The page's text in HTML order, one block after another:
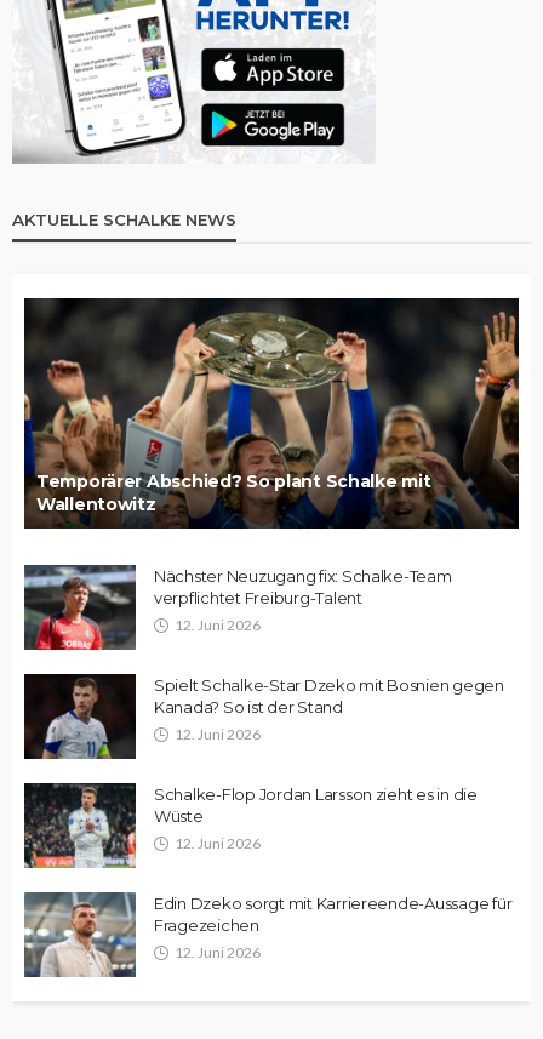
AKTUELLE SCHALKE NEWS
Temporärer Abschied? So plant Schalke mit
Wallentowitz
Nächster Neuzugang fix: Schalke-Team
verpflichtet Freiburg-Talent
12. Juni 2026
Spielt Schalke-Star Dzeko mit Bosnien gegen
Kanada? So ist der Stand
12. Juni 2026
Schalke-Flop Jordan Larsson zieht es in die
Wüste
12. Juni 2026
Edin Dzeko sorgt mit Karriereende-Aussage für
Fragezeichen
12. Juni 2026